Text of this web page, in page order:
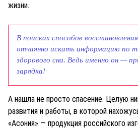
жизни.
В поисках способов
отчаянно искать информацию по
здорового сна. Ведь именно он —
зарядка!
А нашла не просто спасение. Целую
развития и работы, в которой
«Асония» — продукция российского